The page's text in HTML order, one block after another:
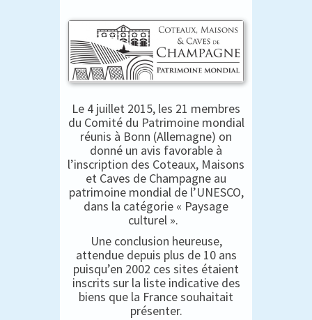
Le 4 juillet 2015, les 21 membres
du Comité du Patrimoine mondial
réunis à Bonn (Allemagne) on
donné un avis favorable à
l’inscription des Coteaux, Maisons
et Caves de Champagne au
patrimoine mondial de l’UNESCO,
dans la catégorie « Paysage
culturel ».
Une conclusion heureuse,
attendue depuis plus de 10 ans
puisqu’en 2002 ces sites étaient
inscrits sur la liste indicative des
biens que la France souhaitait
présenter.